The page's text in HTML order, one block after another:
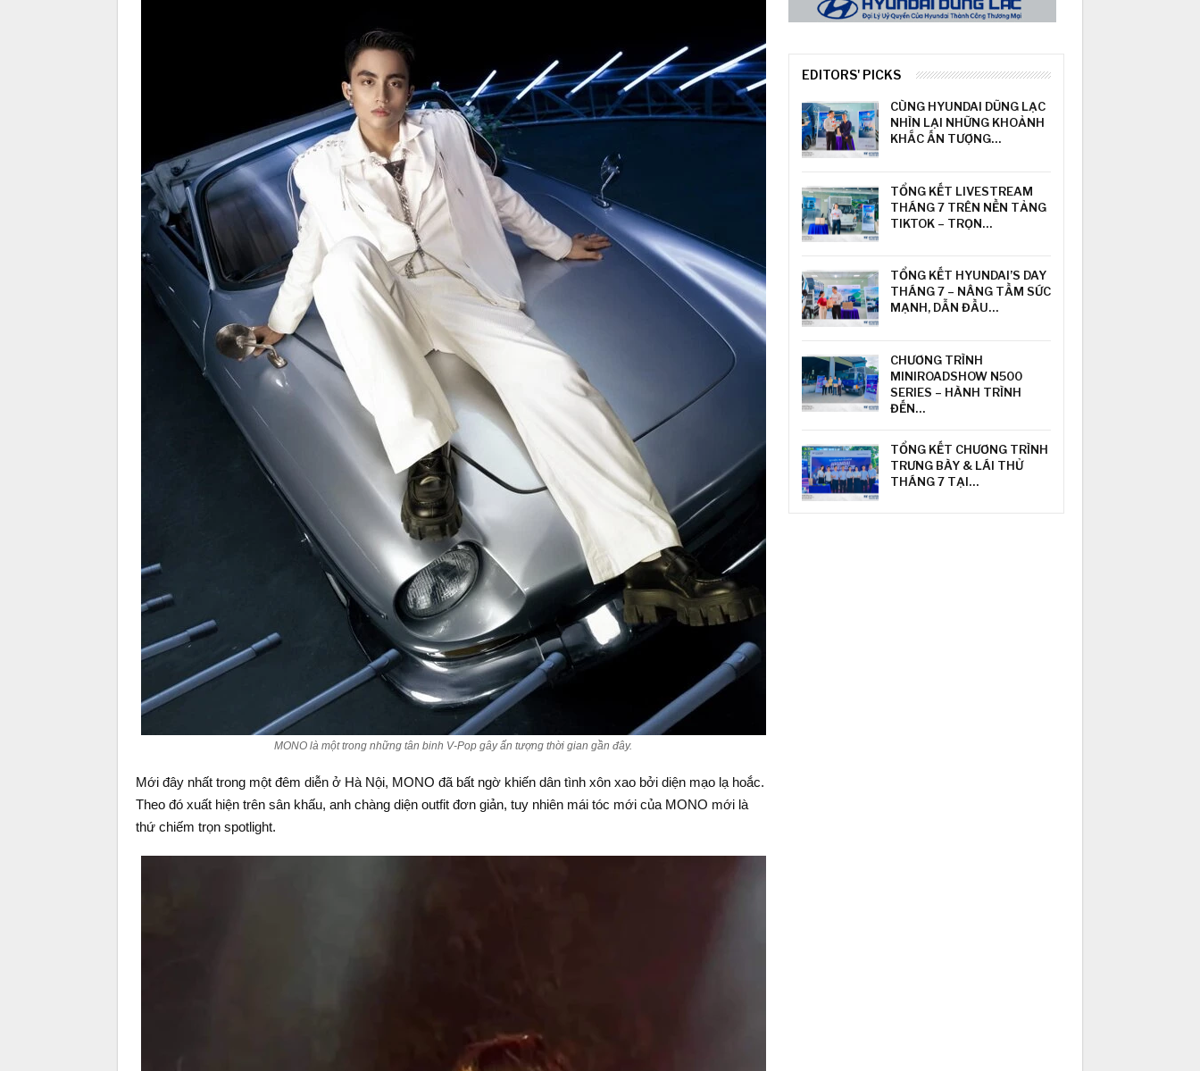
MONO là một trong những tân binh V-Pop gây ấn tượng thời gian gần đây.
Mới đây nhất trong một đêm diễn ở Hà Nội, MONO đã bất ngờ khiến dân tình xôn xao bởi diện mạo lạ hoắc.
Theo đó xuất hiện trên sân khấu, anh chàng diện outfit đơn giản, tuy nhiên mái tóc mới của MONO mới là
thứ chiếm trọn spotlight.
EDITORS' PICKS
CÙNG HYUNDAI DŨNG LẠC
NHÌN LẠI NHỮNG KHOẢNH
KHẮC ẤN TƯỢNG…
TỔNG KẾT LIVESTREAM
THÁNG 7 TRÊN NỀN TẢNG
TIKTOK – TRỌN…
TỔNG KẾT HYUNDAI’S DAY
THÁNG 7 – NÂNG TẦM SỨC
MẠNH, DẪN ĐẦU…
CHƯƠNG TRÌNH
MINIROADSHOW N500
SERIES – HÀNH TRÌNH
ĐẾN…
TỔNG KẾT CHƯƠNG TRÌNH
TRƯNG BÀY & LÁI THỬ
THÁNG 7 TẠI…